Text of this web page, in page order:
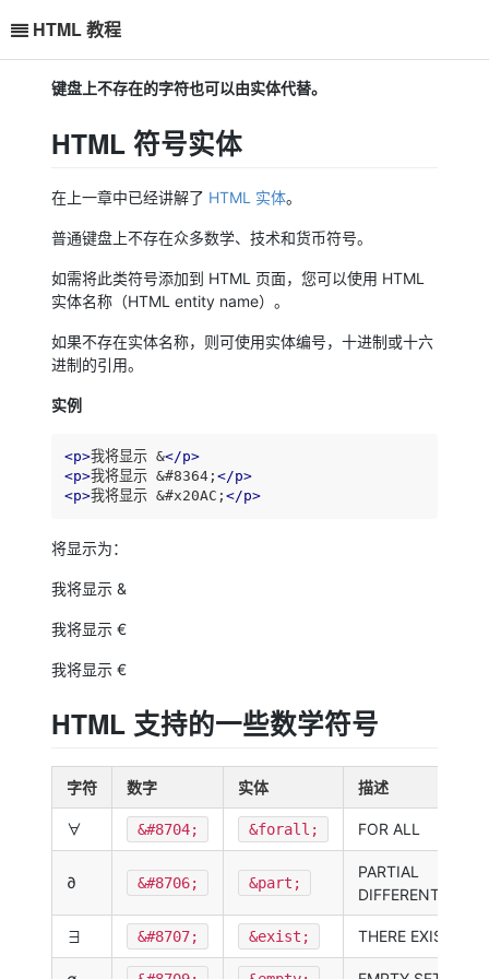
HTML 教程
键盘上不存在的字符也可以由实体代替。
HTML 符号实体
在上一章中已经讲解了 HTML 实体。
普通键盘上不存在众多数学、技术和货币符号。
如需将此类符号添加到 HTML 页面，您可以使用 HTML
实体名称（HTML entity name）。
如果不存在实体名称，则可使用实体编号，十进制或十六
进制的引用。
实例
<p>我将显示 &</p>
<p>我将显示 &#8364;</p>
<p>我将显示 &#x20AC;</p>
将显示为：
我将显示 &
我将显示 €
我将显示 €
HTML 支持的一些数学符号
字符 数字 实体 描述
∀ &#8704; &forall; FOR ALL
∂ &#8706; &part;
PARTIAL
DIFFERENTIAL
∃ &#8707; &exist; THERE EXISTS